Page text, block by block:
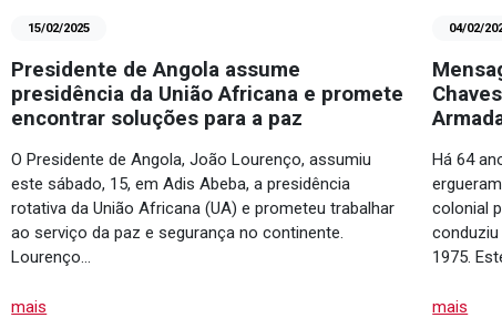
15/02/2025
Presidente de Angola assume
presidência da União Africana e promete
encontrar soluções para a paz
O Presidente de Angola, João Lourenço, assumiu
este sábado, 15, em Adis Abeba, a presidência
rotativa da União Africana (UA) e prometeu trabalhar
ao serviço da paz e segurança no continente.
Lourenço…
mais
04/02/
Há 64
colonial
conduziu
1975.
mais